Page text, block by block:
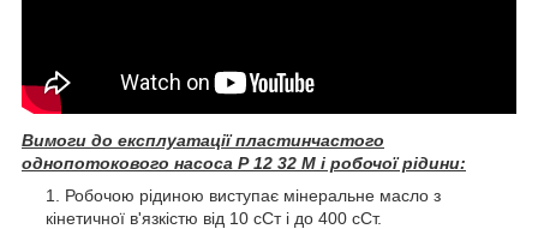
Вимоги до експлуатації пластинчастого
однопотокового насоса Р 12 32 М і робочої рідини:
Робочою рідиною виступає мінеральне масло з
кінетичної в'язкістю від 10 сСт і до 400 сСт.